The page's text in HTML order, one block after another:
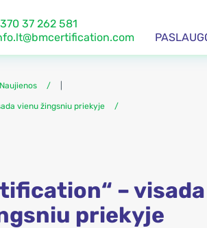
37 262 581
Naujienos
vienu žingsniu priekyje
– visada
priekyje